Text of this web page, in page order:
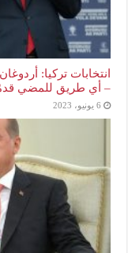
انتخابات تركيا:
– أي طريق للمضي
6 يونيو، 2023